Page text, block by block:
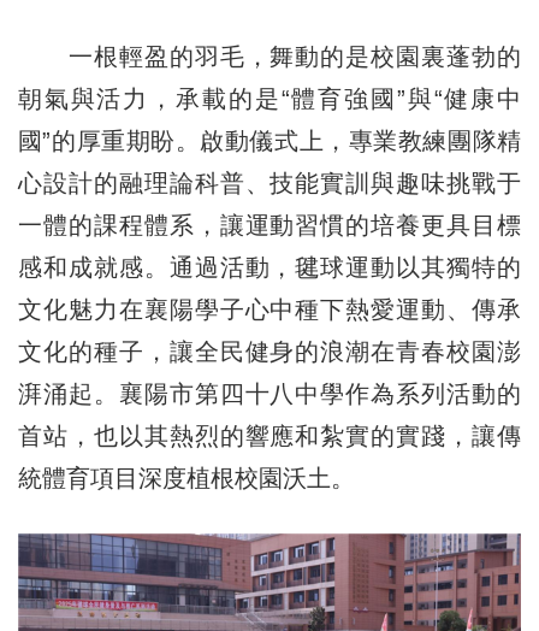
一根輕盈的羽毛，舞動的是校園裏蓬勃的
朝氣與活力，承載的是“體育強國”與“健康中
國”的厚重期盼。啟動儀式上，專業教練團隊精
心設計的融理論科普、技能實訓與趣味挑戰于
一體的課程體系，讓運動習慣的培養更具目標
感和成就感。通過活動，毽球運動以其獨特的
文化魅力在襄陽學子心中種下熱愛運動、傳承
文化的種子，讓全民健身的浪潮在青春校園澎
湃涌起。襄陽市第四十八中學作為系列活動的
首站，也以其熱烈的響應和紮實的實踐，讓傳
統體育項目深度植根校園沃土。